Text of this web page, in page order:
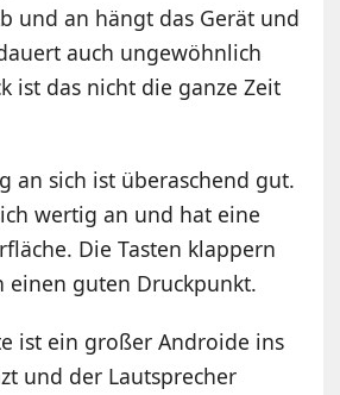
und an hängt das Gerät und
auch ungewöhnlich
ist das nicht die ganze Zeit
an sich ist überaschend gut.
wertig an und hat eine
Die Tasten klappern
einen guten Druckpunkt.
ist ein großer Androide ins
und der Lautsprecher